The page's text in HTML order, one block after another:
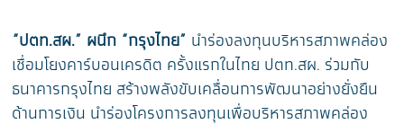
“ปตท.สผ.” ผนึก “กรุงไทย” นำร่องลงทุนบริหารสภาพคล่อง
เชื่อมโยงคาร์บอนเครดิต ครั้งแรกในไทย ปตท.สผ. ร่วมกับ
ธนาคารกรุงไทย สร้างพลังขับเคลื่อนการพัฒนาอย่างยั่งยืน
ด้านการเงิน นำร่องโครงการลงทุนเพื่อบริหารสภาพคล่อง